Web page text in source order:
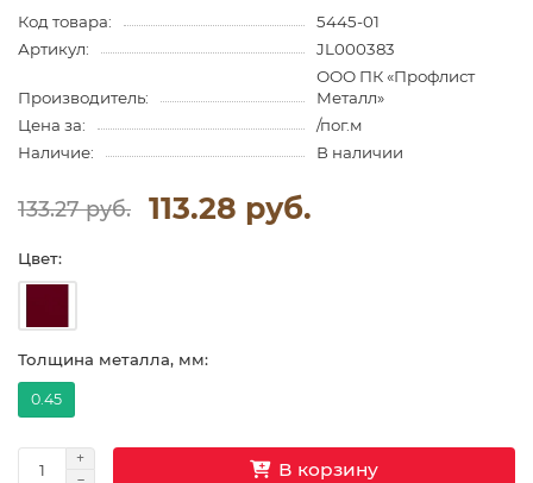
Код товара:
5445-01
Артикул:
JL000383
Производитель:
ООО ПК «Профлист
Металл»
Цена за:
/пог.м
Наличие:
В наличии
133.27 руб. 113.28 руб.
Цвет:
Толщина металла, мм:
0.45
В корзину